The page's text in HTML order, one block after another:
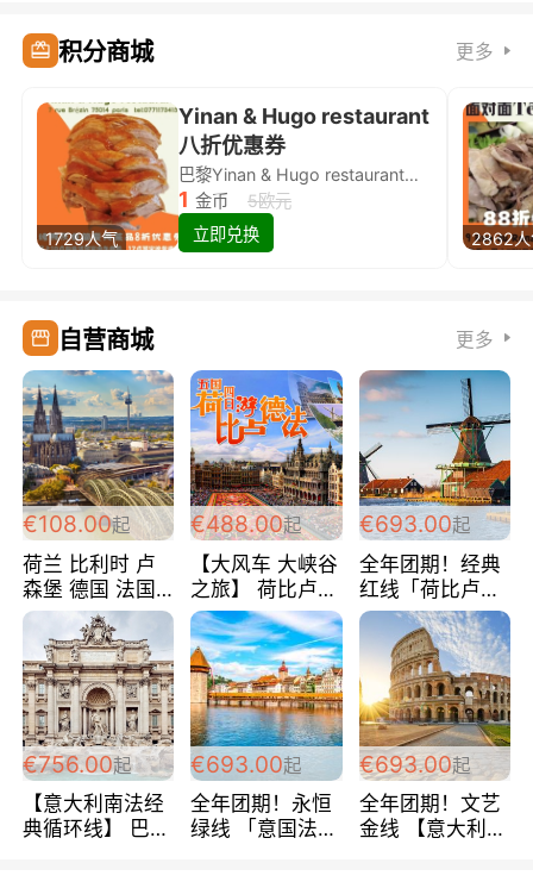
积分商城 更多
1729人气
Yinan & Hugo restaurant
八折优惠券
巴黎Yinan & Hugo restaurant除简餐类全场8折
1 金币
5欧元
立即兑换
2862
自营商城 更多
€108.00起
荷兰 比利时 卢
森堡 德国 法国
超爽玩遍西欧 循
环线 全程四星宾
馆 108欧/人/天
€488.00起
【大风车 大峡谷
之旅】 荷比卢德
法 巴黎上下 经
典五国四日游
488欧/人
€693.00起
全年团期！经典
红线「荷比卢德
法」七天循环 五
国 仅售99欧/人/
天！巴黎上下！
包拼房~
€756.00起
【意大利南法经
典循环线】 巴黎
€693.00起
全年团期！永恒
绿线 「意国法
€693.00起
全年团期！文艺
金线 【意大利一